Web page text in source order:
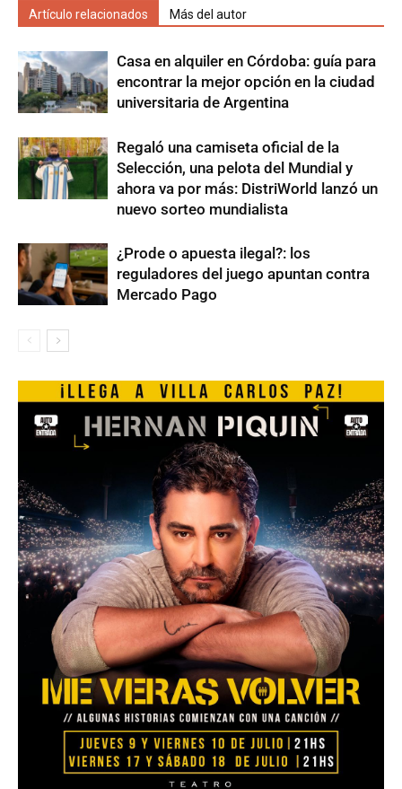
Artículo relacionados Más del autor
Casa en alquiler en Córdoba: guía para
encontrar la mejor opción en la ciudad
universitaria de Argentina
Regaló una camiseta oficial de la
Selección, una pelota del Mundial y
ahora va por más: DistriWorld lanzó un
nuevo sorteo mundialista
¿Prode o apuesta ilegal?: los
reguladores del juego apuntan contra
Mercado Pago